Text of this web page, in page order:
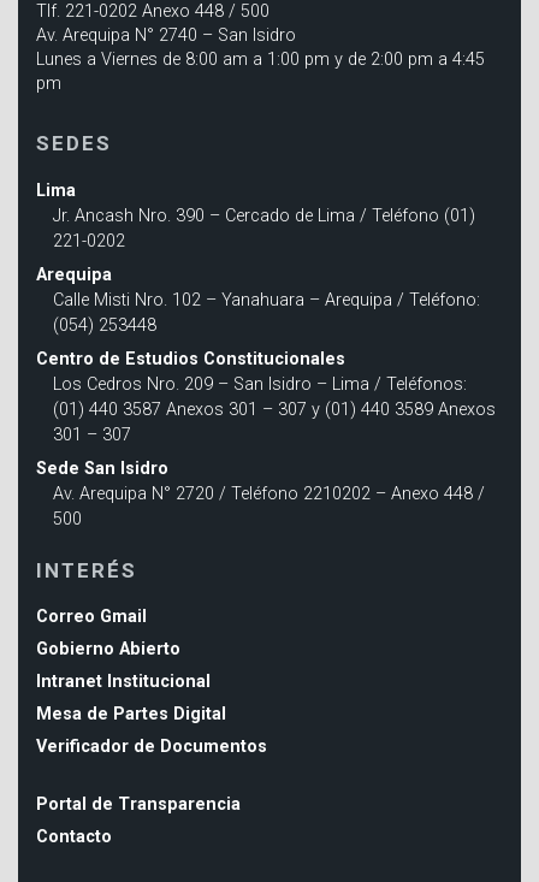
Tlf. 221-0202 Anexo 448 / 500
Av. Arequipa N° 2740 – San Isidro
Lunes a Viernes de 8:00 am a 1:00 pm y de 2:00 pm a 4:45
pm
SEDES
Lima
Jr. Ancash Nro. 390 – Cercado de Lima / Teléfono (01)
221-0202
Arequipa
Calle Misti Nro. 102 – Yanahuara – Arequipa / Teléfono:
(054) 253448
Centro de Estudios Constitucionales
Los Cedros Nro. 209 – San Isidro – Lima / Teléfonos:
(01) 440 3587 Anexos 301 – 307 y (01) 440 3589 Anexos
301 – 307
Sede San Isidro
Av. Arequipa N° 2720 / Teléfono 2210202 – Anexo 448 /
500
INTERÉS
Correo Gmail
Gobierno Abierto
Intranet Institucional
Mesa de Partes Digital
Verificador de Documentos
Portal de Transparencia
Contacto